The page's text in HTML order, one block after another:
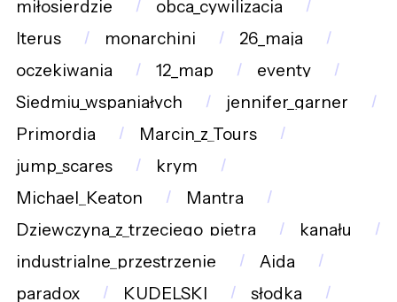
miłosierdzie
obca_cywilizacja
Iterus
monarchini
26_maja
oczekiwania
12_map
eventy
Siedmiu_wspaniałych
jennifer_garner
Primordia
Marcin_z_Tours
jump_scares
krym
Michael_Keaton
Mantra
Dziewczyna_z_trzeciego_piętra
kanału
industrialne_przestrzenie
Aida
paradox
KUDELSKI
słodka